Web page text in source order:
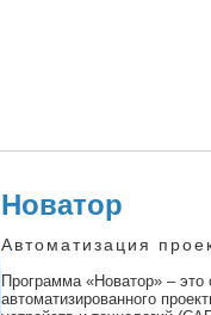
Новатор
Автоматизация
Программа «Новатор» – это
автоматизированного